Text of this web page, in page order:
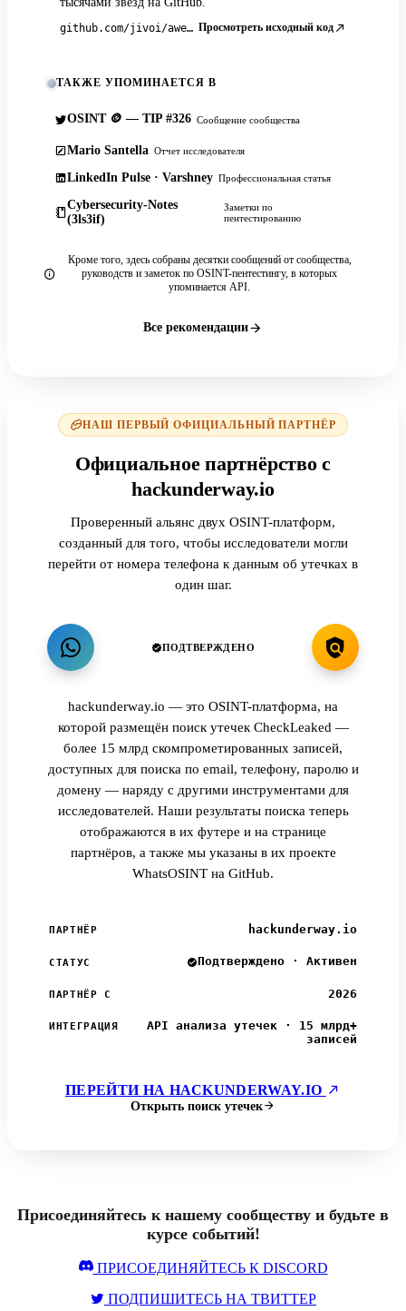
github.com/jivoi/awesome-osint Просмотреть исходный код
ТАКЖЕ УПОМИНАЕТСЯ В
OSINT 🪙 — TIP #326 Сообщение сообщества
Mario Santella Отчет исследователя
LinkedIn Pulse · Varshney Профессиональная статья
Cybersecurity-Notes
(3ls3if)
Заметки по
пентестированию
Кроме того, здесь собраны десятки сообщений от сообщества,
руководств и заметок по OSINT-пентестингу, в которых
упоминается API.
Все рекомендации
НАШ ПЕРВЫЙ ОФИЦИАЛЬНЫЙ ПАРТНЁР
Официальное партнёрство с
hackunderway.io
Проверенный альянс двух OSINT-платформ,
созданный для того, чтобы исследователи могли
перейти от номера телефона к данным об утечках в
один шаг.
ПОДТВЕРЖДЕНО
hackunderway.io — это OSINT-платформа, на
которой размещён поиск утечек CheckLeaked —
более 15 млрд скомпрометированных записей,
доступных для поиска по email, телефону, паролю и
домену — наряду с другими инструментами для
исследователей. Наши результаты поиска теперь
отображаются в их футере и на странице
партнёров, а также мы указаны в их проекте
WhatsOSINT на GitHub.
ПАРТНЁР hackunderway.io
СТАТУС Подтверждено · Активен
ПАРТНЁР С 2026
ИНТЕГРАЦИЯ
API анализа утечек · 15 млрд+
записей
ПЕРЕЙТИ НА HACKUNDERWAY.IO
Открыть поиск утечек
Присоединяйтесь к нашему сообществу и будьте в
курсе событий!
ПРИСОЕДИНЯЙТЕСЬ К DISCORD
ПОДПИШИТЕСЬ НА ТВИТТЕР